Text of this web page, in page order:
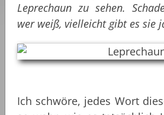
Leprechaun zu sehen.
wer weiß, vielleicht gibt es sie
Ich schwöre, jedes Wort